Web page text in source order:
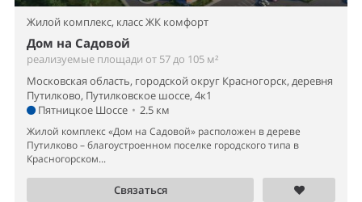
Жилой комплекс, класс ЖК комфорт
Дом на Садовой
реализуемые площади от 57 до 105 м²
Московская область, городской округ Красногорск, деревня
Путилково, Путилковское шоссе, 4к1
Пятницкое Шоссе • 2.5 км
Жилой комплекс «Дом на Садовой» расположен в дереве
Путилково – благоустроенном поселке городского типа в
Красногорском...
Связаться